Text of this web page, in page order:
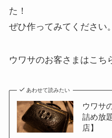
た！
ぜひ作ってみてください。
ウワサのお客さまはこち
あわせて読みたい
ウワサ
詰め放
店】